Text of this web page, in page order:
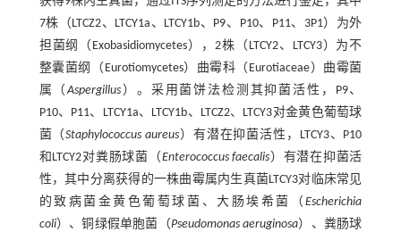
7株（LTCZ2、LTCY1a、LTCY1b、P9、P10、P11、3P1）为外
担菌纲（Exobasidiomycetes），2株（LTCY2、LTCY3）为不
整囊菌纲（Eurotiomycetes）曲霉科（Eurotiaceae）曲霉菌
属（Aspergillus ）。采用菌饼法检测其抑菌活性，P9、
P10、P11、LTCY1a、LTCY1b、LTCZ2、LTCY3对金黄色葡萄球
菌（Staphylococcus aureus）有潜在抑菌活性，LTCY3、P10
和LTCY2对粪肠球菌（Enterococcus faecalis）有潜在抑菌活
性，其中分离获得的一株曲霉属内生真菌LTCY3对临床常见
的致病菌金黄色葡萄球菌、大肠埃希菌（Escherichia
coli）、铜绿假单胞菌（Pseudomonas aeruginosa）、粪肠球